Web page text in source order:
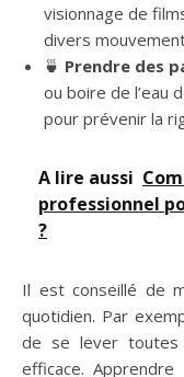
visionnage de
divers
🍵 Prendre des
ou boire de l’eau
pour prévenir la
A lire aussi
professionnel
?
Il est conseillé de
quotidien. Par
de se lever toutes
efficace.